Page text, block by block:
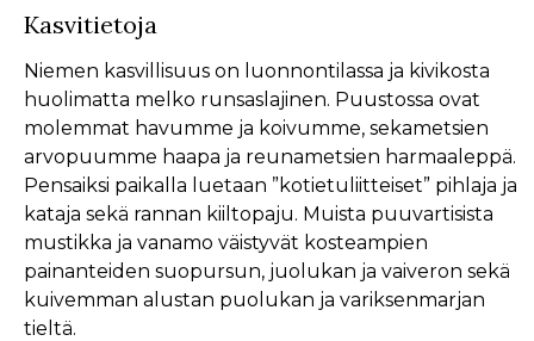
Kasvitietoja
Niemen kasvillisuus on luonnontilassa ja kivikosta
huolimatta melko runsaslajinen. Puustossa ovat
molemmat havumme ja koivumme, sekametsien
arvopuumme haapa ja reunametsien harmaaleppä.
Pensaiksi paikalla luetaan ”kotietuliitteiset” pihlaja ja
kataja sekä rannan kiiltopaju. Muista puuvartisista
mustikka ja vanamo väistyvät kosteampien
painanteiden suopursun, juolukan ja vaiveron sekä
kuivemman alustan puolukan ja variksenmarjan
tieltä.